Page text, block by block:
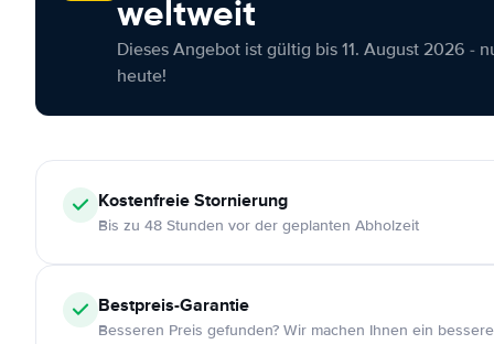
weltweit
Dieses Angebot ist gültig bis 11. August 2026 -
heute!
KostenfreieStornierung
Bis zu 48 Stunden vor der geplanten Abholzeit
Bestpreis-Garantie
Besseren Preis gefunden? Wir machen Ihnen ein